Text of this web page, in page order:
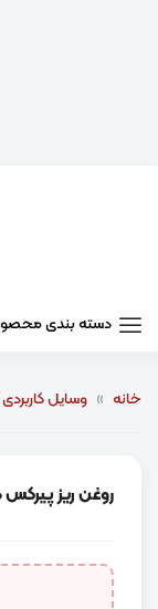
دسته بندی
خانه » وسایل
روغن ریز پیرکس